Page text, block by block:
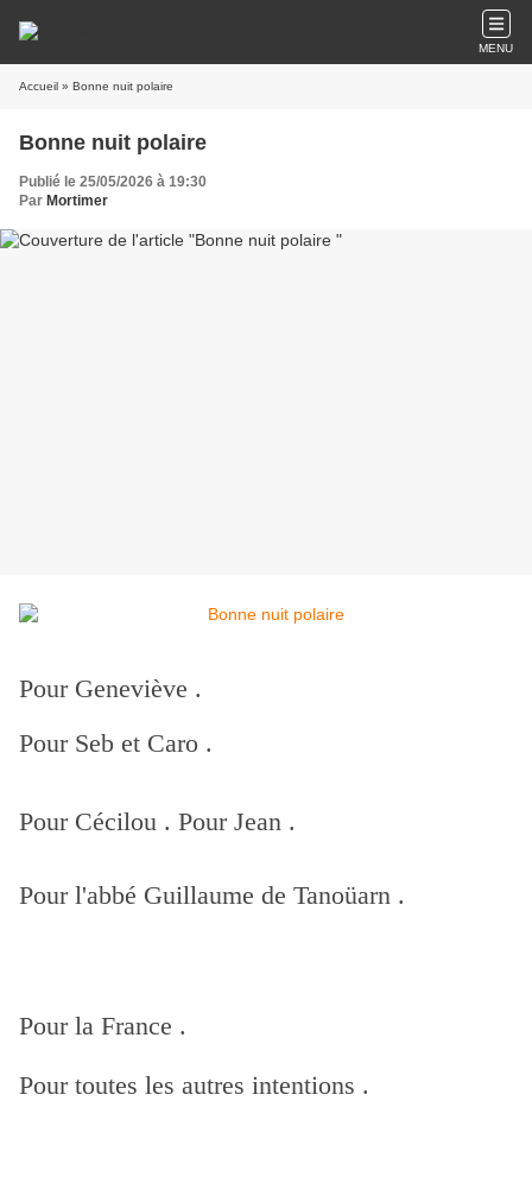
MENU
Accueil » Bonne nuit polaire
Bonne nuit polaire
Publié le 25/05/2026 à 19:30
Par Mortimer
Pour Geneviève .
Pour Seb et Caro .
Pour Cécilou . Pour Jean .
Pour l'abbé Guillaume de Tanoüarn .
Pour la France .
Pour toutes les autres intentions .